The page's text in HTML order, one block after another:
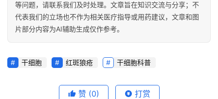
等问题，请联系我们及时处理。文章旨在知识交流与分享；不
代表我们的立场也不作为相关医疗指导或用药建议，文章和图
片部分内容为AI辅助生成仅作参考。
干细胞 红斑狼疮 干细胞科普
赞 (0) 打赏